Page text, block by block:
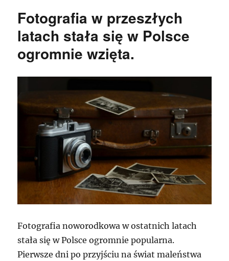
Fotografia w przeszłych
latach stała się w Polsce
ogromnie wzięta.
Fotografia noworodkowa w ostatnich latach
stała się w Polsce ogromnie popularna.
Pierwsze dni po przyjściu na świat maleństwa